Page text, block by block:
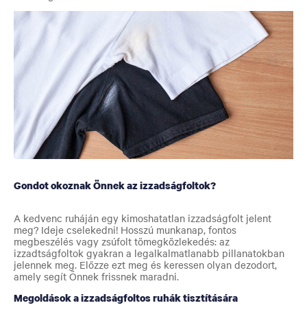
Gondot okoznak Önnek az izzadságfoltok?
A kedvenc ruháján egy kimoshatatlan izzadságfolt jelent
meg? Ideje cselekedni! Hosszú munkanap, fontos
megbeszélés vagy zsúfolt tömegközlekedés: az
izzadtságfoltok gyakran a legalkalmatlanabb pillanatokban
jelennek meg. Előzze ezt meg és keressen olyan dezodort,
amely segít Önnek frissnek maradni.
Megoldások a izzadságfoltos ruhák tisztítására